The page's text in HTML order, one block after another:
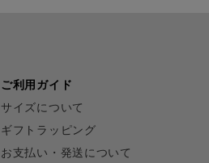
ご利用ガイド
サイズについて
ギフトラッピング
お支払い・発送について